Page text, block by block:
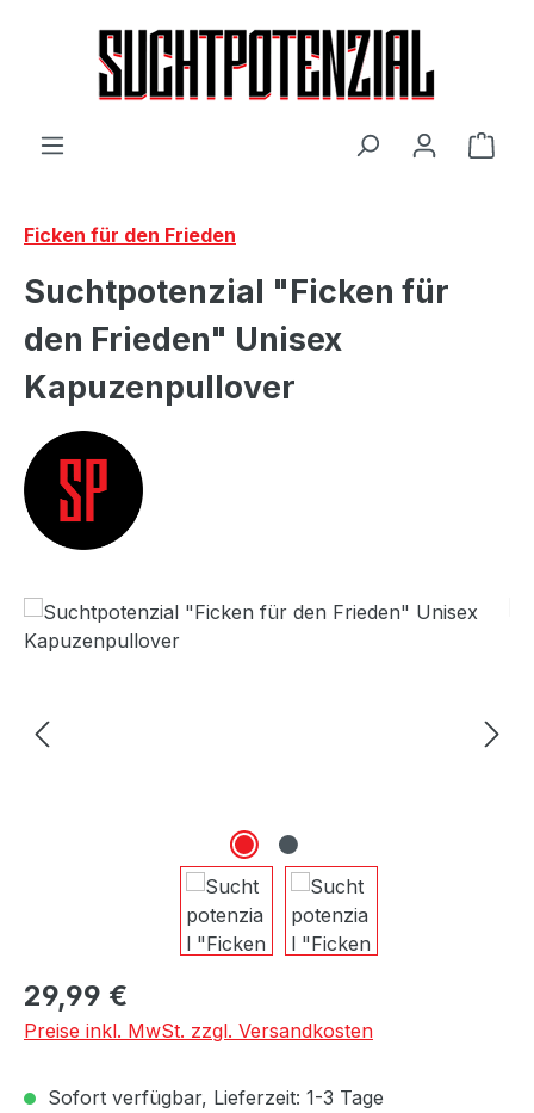
Zum Hauptinhalt springen
Ficken für den Frieden
Suchtpotenzial "Ficken für
den Frieden" Unisex
Kapuzenpullover
Bildergalerie überspringen
Regulärer Preis:
29,99 €
Preise inkl. MwSt. zzgl. Versandkosten
Sofort verfügbar, Lieferzeit: 1-3 Tage